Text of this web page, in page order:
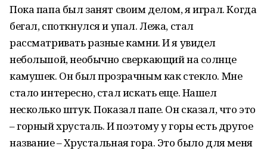
Пока папа был занят своим делом, я играл. Когда
бегал, споткнулся и упал. Лежа, стал
рассматривать разные камни. И я увидел
небольшой, необычно сверкающий на солнце
камушек. Он был прозрачным как стекло. Мне
стало интересно, стал искать еще. Нашел
несколько штук. Показал папе. Он сказал, что это
– горный хрусталь. И поэтому у горы есть другое
название – Хрустальная гора. Это было для меня